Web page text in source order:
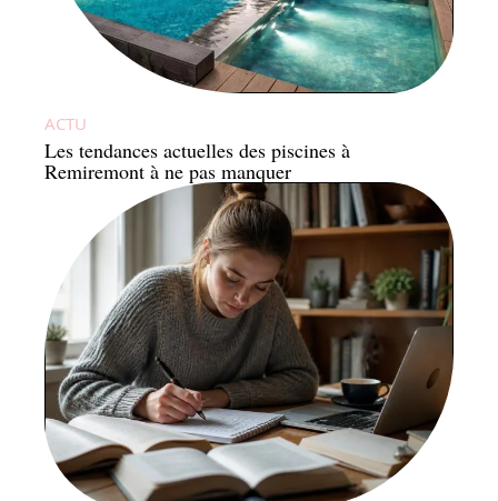
ACTU
Les tendances actuelles des piscines à
Remiremont à ne pas manquer